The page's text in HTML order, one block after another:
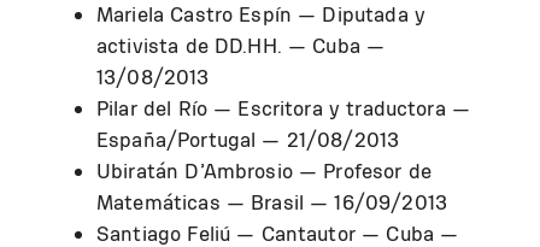
Mariela Castro Espín — Diputada y
activista de DD.HH. — Cuba —
13/08/2013
Pilar del Río — Escritora y traductora —
España/Portugal — 21/08/2013
Ubiratán D’Ambrosio — Profesor de
Matemáticas — Brasil — 16/09/2013
Santiago Feliú — Cantautor — Cuba —